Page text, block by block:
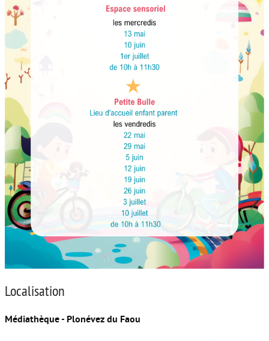
Localisation
Médiathèque - Plonévez du Faou